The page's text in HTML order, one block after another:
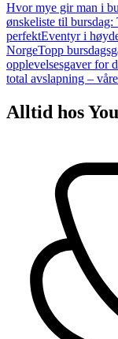
Hvor mye gir man i
ønskeliste til bursdag:
perfektEventyr i
NorgeTopp
opplevelsesgaver for
total avslapning –
Alltid hos